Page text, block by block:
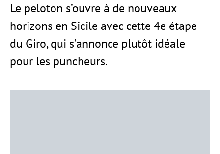
Le peloton s’ouvre à de nouveaux
horizons en Sicile avec cette 4e étape
du Giro, qui s’annonce plutôt idéale
pour les puncheurs.